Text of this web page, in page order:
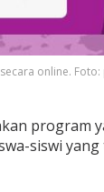
online.
program
siswi